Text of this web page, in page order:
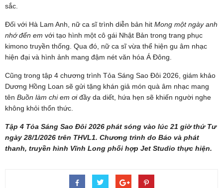
sắc.
Đối với Hà Lam Anh, nữ ca sĩ trình diễn bản hit Mong một ngày anh
nhớ đến em với tạo hình một cô gái Nhật Bản trong trang phục
kimono truyền thống. Qua đó, nữ ca sĩ vừa thể hiện gu âm nhạc
hiện đại và hình ảnh mang đậm nét văn hóa Á Đông.
Cũng trong tập 4 chương trình Tỏa Sáng Sao Đôi 2026, giám khảo
Dương Hồng Loan sẽ gửi tặng khán giả món quà âm nhạc mang
tên Buồn làm chi em ơiđầy da diết, hứa hẹn sẽ khiến người nghe
không khỏi thổn thức.
Tập 4 Tỏa Sáng Sao Đôi 2026 phát sóng vào lúc 21 giờ thứ Tư
ngày 28/1/2026 trên THVL1. Chương trình do Báo và phát
thanh, truyền hình Vĩnh Long phối hợp Jet Studio thực hiện.